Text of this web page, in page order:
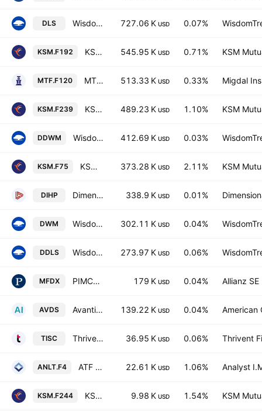
DLS WisdomTree International SmallCap Dividend Fund 727.06 K USD 0.07%
KSM.F192 KSM ETF (4A) TA Sector-Balance Units 545.95 K USD 0.71% KSM
MTF.F120 MTF SAL (4A) Index Israel-120 IL 513.33 K USD 0.33% Migdal
KSM.F239 KSM ETF 4A Israel 100 Profitability Equally Weighted IDX 489.23 K USD 1.10% KSM
DDWM WisdomTree Dynamic International Equity Fund 412.69 K USD 0.03%
KSM.F75 KSM ETF (4A) TA Global-BlueTech Units 373.28 K USD 2.11% KSM
DIHP Dimensional International High Profitability ETF 338.9 K USD 0.01%
DWM WisdomTree International Equity Fund 302.11 K USD 0.04%
DDLS WisdomTree Dynamic International SmallCap Equity Fund 273.97 K USD 0.06%
MFDX PIMCO RAFI Dynamic Multi-Factor International Equity ETF 179 K USD 0.04% Allianz SE
AVDS Avantis International Small Cap Equity ETF 139.22 K USD 0.04% American
TISC Thrivent International Small Cap ETF 36.95 K USD 0.06% Thrivent
ANLT.F4 ATF (4A) TA 200 IL ETF Units 22.61 K USD 1.06% Analyst
KSM.F244 KSM ETF 4A TA-Technology IL 9.98 K USD 1.54% KSM